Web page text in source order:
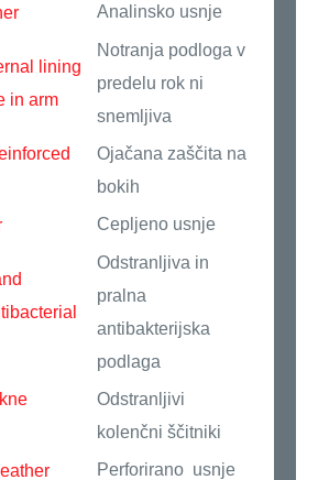
Analinsko usnje
Notranja podloga v
predelu rok ni
snemljiva
Ojačana zaščita na
bokih
Cepljeno usnje
Odstranljiva in
pralna
antibakterijska
podlaga
Odstranljivi
kolenčni ščitniki
Perforirano usnje